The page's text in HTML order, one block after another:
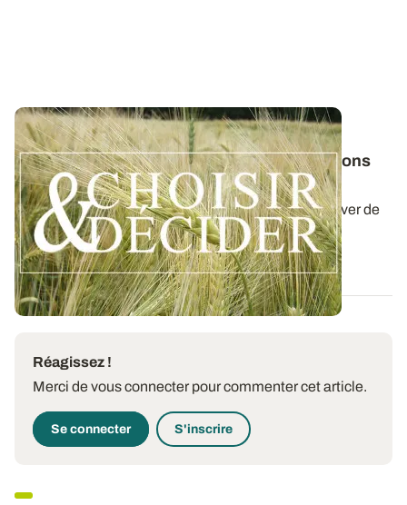
NORMANDIE
Orge d'hiver : téléchargez nos préconisations
pour les semis 2026
Retrouvez nos préconisations 2026/2027 pour cultiver de
l'orge d'hiver en Normandie dans...
06 AOÛT 2026
Réagissez !
Merci de vous connecter pour commenter cet article.
Se connecter S'inscrire